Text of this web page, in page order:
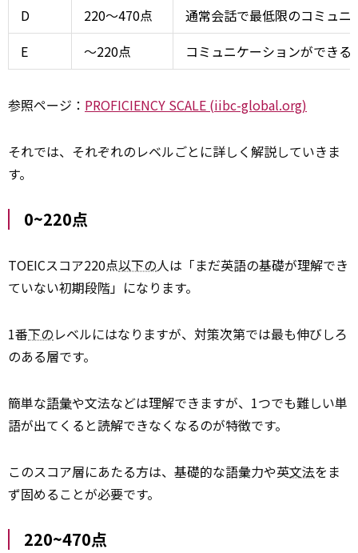
D
220～470点
通常会話で最低限のコミュニ
E
～220点 コミュニケーションができる
参照ページ： PROFICIENCY SCALE (iibc-global.org)
それでは、それぞれのレベルごとに詳しく解説していきま
す。
0~220点
TOEICスコア220点以下の人は「まだ英語の基礎が理解でき
ていない初期段階」になります。
1番下のレベルにはなりますが、対策次第では最も伸びしろ
のある層です。
簡単な語彙や文法などは理解できますが、1つでも難しい単
語が出てくると読解できなくなるのが特徴です。
このスコア層にあたる方は、基礎的な語彙力や英文法をま
ず固めることが必要です。
220~470点